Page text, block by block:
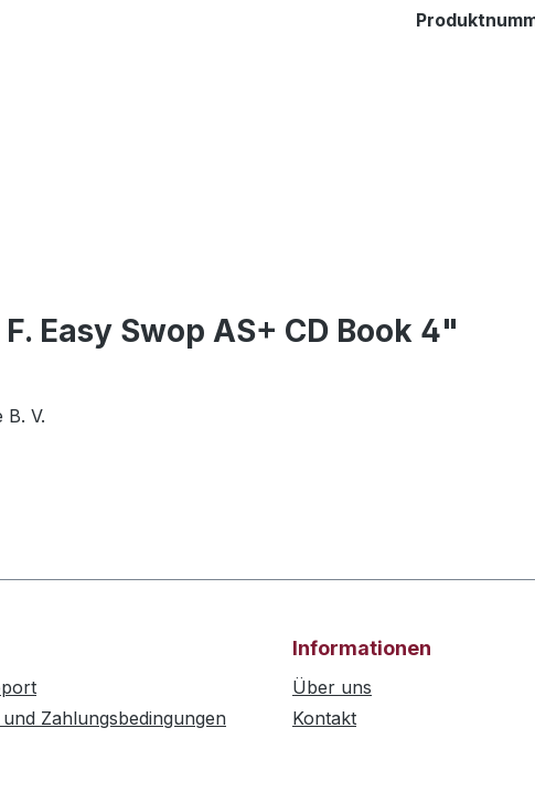
Easy Swop AS+ CD Book 4"
V.
Zahlungsbedingungen
Informationen
Über uns
Kontakt